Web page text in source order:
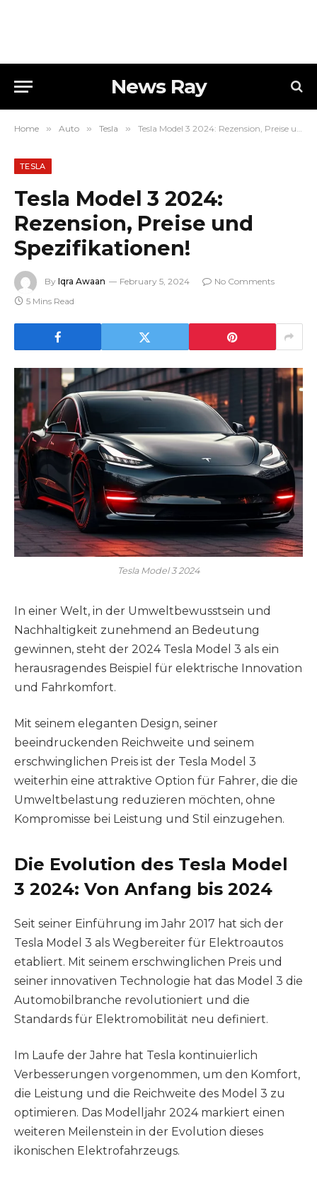
News Ray
Home » Auto » Tesla » Tesla Model 3 2024: Rezension, Preise und Spezifikationen!
TESLA
Tesla Model 3 2024:
Rezension, Preise und
Spezifikationen!
By Iqra Awaan February 5, 2024
No Comments
5 Mins Read
Tesla Model 3 2024
In einer Welt, in der Umweltbewusstsein und
Nachhaltigkeit zunehmend an Bedeutung
gewinnen, steht der 2024 Tesla Model 3 als ein
herausragendes Beispiel für elektrische Innovation
und Fahrkomfort.
Mit seinem eleganten Design, seiner
beeindruckenden Reichweite und seinem
erschwinglichen Preis ist der Tesla Model 3
weiterhin eine attraktive Option für Fahrer, die die
Umweltbelastung reduzieren möchten, ohne
Kompromisse bei Leistung und Stil einzugehen.
Die Evolution des Tesla Model
3 2024: Von Anfang bis 2024
Seit seiner Einführung im Jahr 2017 hat sich der
Tesla Model 3 als Wegbereiter für Elektroautos
etabliert. Mit seinem erschwinglichen Preis und
seiner innovativen Technologie hat das Model 3 die
Automobilbranche revolutioniert und die
Standards für Elektromobilität neu definiert.
Im Laufe der Jahre hat Tesla kontinuierlich
Verbesserungen vorgenommen, um den Komfort,
die Leistung und die Reichweite des Model 3 zu
optimieren. Das Modelljahr 2024 markiert einen
weiteren Meilenstein in der Evolution dieses
ikonischen Elektrofahrzeugs.